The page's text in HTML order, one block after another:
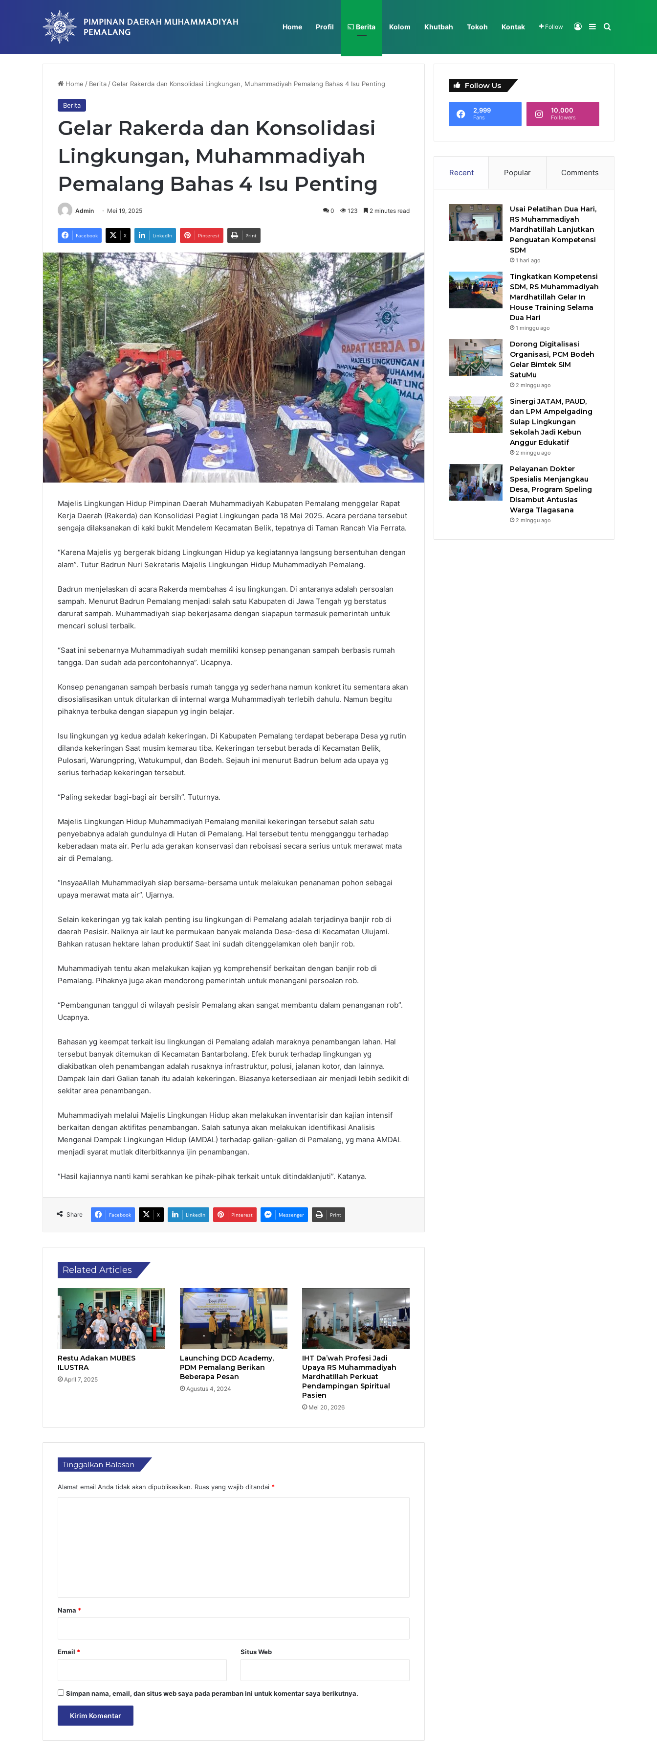
Home Profil Berita Kolom Khutbah Tokoh Kontak Follow Log InSidebarSearch for
Breaking News
Home / Berita /Gelar Rakerda dan Konsolidasi Lingkungan, Muhammadiyah Pemalang Bahas 4 Isu Penting
Berita
Gelar Rakerda dan Konsolidasi
Lingkungan, Muhammadiyah
Pemalang Bahas 4 Isu Penting
Admin Mei 19, 2025 0 123 2 minutes read
Facebook X LinkedIn Pinterest Print
Majelis Lingkungan Hidup Pimpinan Daerah Muhammadiyah Kabupaten Pemalang menggelar Rapat
Kerja Daerah (Rakerda) dan Konsolidasi Pegiat Lingkungan pada 18 Mei 2025. Acara perdana tersebut
sengaja dilaksanakan di kaki bukit Mendelem Kecamatan Belik, tepatnya di Taman Rancah Via Ferrata.
“Karena Majelis yg bergerak bidang Lingkungan Hidup ya kegiatannya langsung bersentuhan dengan
alam”. Tutur Badrun Nuri Sekretaris Majelis Lingkungan Hidup Muhammadiyah Pemalang.
Badrun menjelaskan di acara Rakerda membahas 4 isu lingkungan. Di antaranya adalah persoalan
sampah. Menurut Badrun Pemalang menjadi salah satu Kabupaten di Jawa Tengah yg berstatus
darurat sampah. Muhammadiyah siap bekerjasama dengan siapapun termasuk pemerintah untuk
mencari solusi terbaik.
“Saat ini sebenarnya Muhammadiyah sudah memiliki konsep penanganan sampah berbasis rumah
tangga. Dan sudah ada percontohannya”. Ucapnya.
Konsep penanganan sampah berbasis rumah tangga yg sederhana namun konkret itu sementara akan
disosialisasikan untuk ditularkan di internal warga Muhammadiyah terlebih dahulu. Namun begitu
pihaknya terbuka dengan siapapun yg ingin belajar.
Isu lingkungan yg kedua adalah kekeringan. Di Kabupaten Pemalang terdapat beberapa Desa yg rutin
dilanda kekeringan Saat musim kemarau tiba. Kekeringan tersebut berada di Kecamatan Belik,
Pulosari, Warungpring, Watukumpul, dan Bodeh. Sejauh ini menurut Badrun belum ada upaya yg
serius terhadap kekeringan tersebut.
“Paling sekedar bagi-bagi air bersih”. Tuturnya.
Majelis Lingkungan Hidup Muhammadiyah Pemalang menilai kekeringan tersebut salah satu
penyebabnya adalah gundulnya di Hutan di Pemalang. Hal tersebut tentu mengganggu terhadap
keberadaan mata air. Perlu ada gerakan konservasi dan reboisasi secara serius untuk merawat mata
air di Pemalang.
“InsyaaAllah Muhammadiyah siap bersama-bersama untuk melakukan penanaman pohon sebagai
upaya merawat mata air”. Ujarnya.
Selain kekeringan yg tak kalah penting isu lingkungan di Pemalang adalah terjadinya banjir rob di
daerah Pesisir. Naiknya air laut ke permukaan banyak melanda Desa-desa di Kecamatan Ulujami.
Bahkan ratusan hektare lahan produktif Saat ini sudah ditenggelamkan oleh banjir rob.
Muhammadiyah tentu akan melakukan kajian yg komprehensif berkaitan dengan banjir rob di
Pemalang. Pihaknya juga akan mendorong pemerintah untuk menangani persoalan rob.
“Pembangunan tanggul di wilayah pesisir Pemalang akan sangat membantu dalam penanganan rob”.
Ucapnya.
Bahasan yg keempat terkait isu lingkungan di Pemalang adalah maraknya penambangan lahan. Hal
tersebut banyak ditemukan di Kecamatan Bantarbolang. Efek buruk terhadap lingkungan yg
diakibatkan oleh penambangan adalah rusaknya infrastruktur, polusi, jalanan kotor, dan lainnya.
Dampak lain dari Galian tanah itu adalah kekeringan. Biasanya ketersediaan air menjadi lebih sedikit di
sekitar area penambangan.
Muhammadiyah melalui Majelis Lingkungan Hidup akan melakukan inventarisir dan kajian intensif
berkaitan dengan aktifitas penambangan. Salah satunya akan melakukan identifikasi Analisis
Mengenai Dampak Lingkungan Hidup (AMDAL) terhadap galian-galian di Pemalang, yg mana AMDAL
menjadi syarat mutlak diterbitkannya ijin penambangan.
“Hasil kajiannya nanti kami serahkan ke pihak-pihak terkait untuk ditindaklanjuti”. Katanya.
Share Facebook X LinkedIn Pinterest Messenger Print
Related Articles
Restu Adakan MUBES
ILUSTRA
April 7, 2025
Launching DCD Academy,
PDM Pemalang Berikan
Beberapa Pesan
Agustus 4, 2024
IHT Da’wah Profesi Jadi
Upaya RS Muhammadiyah
Mardhatillah Perkuat
Pendampingan Spiritual
Pasien
Mei 20, 2026
Tinggalkan Balasan
Alamat email Anda tidak akan dipublikasikan. Ruas yang wajib ditandai *
r
Nama *
Email * Situs Web
Simpan nama, email, dan situs web saya pada peramban ini untuk komentar saya berikutnya.
Follow Us
2,999
Fans
10,000
Followers
Recent Popular Comments
Usai Pelatihan Dua Hari,
RS Muhammadiyah
Mardhatillah Lanjutkan
Penguatan Kompetensi
SDM
1 hari ago
Tingkatkan Kompetensi
SDM, RS Muhammadiyah
Mardhatillah Gelar In
House Training Selama
Dua Hari
1 minggu ago
Dorong Digitalisasi
Organisasi, PCM Bodeh
Gelar Bimtek SIM
SatuMu​
2 minggu ago
Sinergi JATAM, PAUD,
dan LPM Ampelgading
Sulap Lingkungan
Sekolah Jadi Kebun
Anggur Edukatif
2 minggu ago
Pelayanan Dokter
Spesialis Menjangkau
Desa, Program Speling
Disambut Antusias
Warga Tlagasana
2 minggu ago